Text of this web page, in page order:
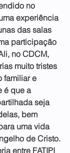
no
experiência
das salas
participação
no CDCM,
muito tristes
familiar e
é que a
seja
bem
uma vida
de Cristo.
entre FATIPI